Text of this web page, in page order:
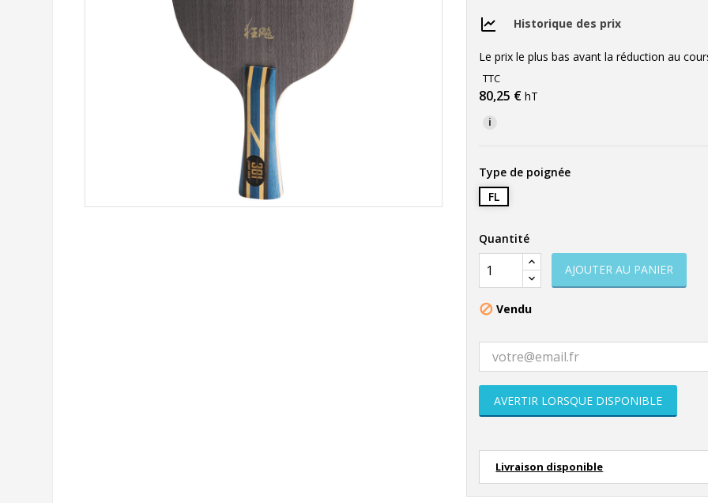
Historique des prix
Le prix le plus bas avant la réduction au
TTC
80,25 €hT
i
Type de poignée
FL
Quantité
AJOUTER AU PANIER
 Vendu
AVERTIR LORSQUE DISPONIBLE
Livraison disponible